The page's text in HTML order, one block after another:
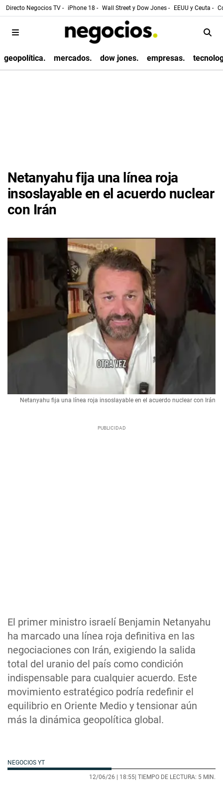
Directo Negocios TV - iPhone 18 - Wall Street y Dow Jones - EEUU y Ceuta -
geopolítica. mercados. dow jones. empresas.
Netanyahu fija una línea roja
insoslayable en el acuerdo nuclear
con Irán
El primer ministro israelí Benjamin Netanyahu
ha marcado una línea roja definitiva en las
negociaciones con Irán, exigiendo la salida
total del uranio del país como condición
indispensable para cualquier acuerdo. Este
movimiento estratégico podría redefinir el
equilibrio en Oriente Medio y tensionar aún
más la dinámica geopolítica global.
Netanyahu fija una línea roja insoslayable en el acuerdo nuclear con Irán
NEGOCIOS YT
12/06/26 | 18:55| TIEMPO DE LECTURA: 5 MIN.